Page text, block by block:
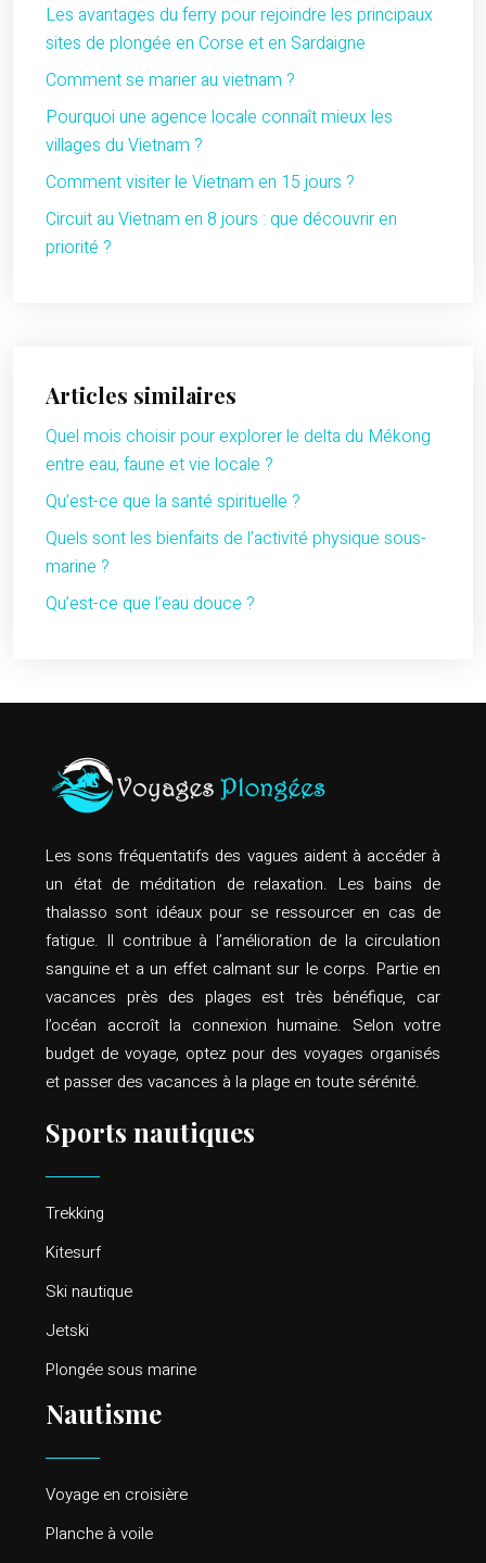
Les avantages du ferry pour rejoindre les principaux
sites de plongée en Corse et en Sardaigne
Comment se marier au vietnam ?
Pourquoi une agence locale connaît mieux les
villages du Vietnam ?
Comment visiter le Vietnam en 15 jours ?
Circuit au Vietnam en 8 jours : que découvrir en
priorité ?
Articles similaires
Quel mois choisir pour explorer le delta du Mékong
entre eau, faune et vie locale ?
Qu’est-ce que la santé spirituelle ?
Quels sont les bienfaits de l’activité physique sous-
marine ?
Qu’est-ce que l’eau douce ?
Les sons fréquentatifs des vagues aident à accéder à
un état de méditation de relaxation. Les bains de
thalasso sont idéaux pour se ressourcer en cas de
fatigue. Il contribue à l’amélioration de la circulation
sanguine et a un effet calmant sur le corps. Partie en
vacances près des plages est très bénéfique, car
l’océan accroît la connexion humaine. Selon votre
budget de voyage, optez pour des voyages organisés
et passer des vacances à la plage en toute sérénité.
Sports nautiques
Trekking
Kitesurf
Ski nautique
Jetski
Plongée sous marine
Nautisme
Voyage en croisière
Planche à voile